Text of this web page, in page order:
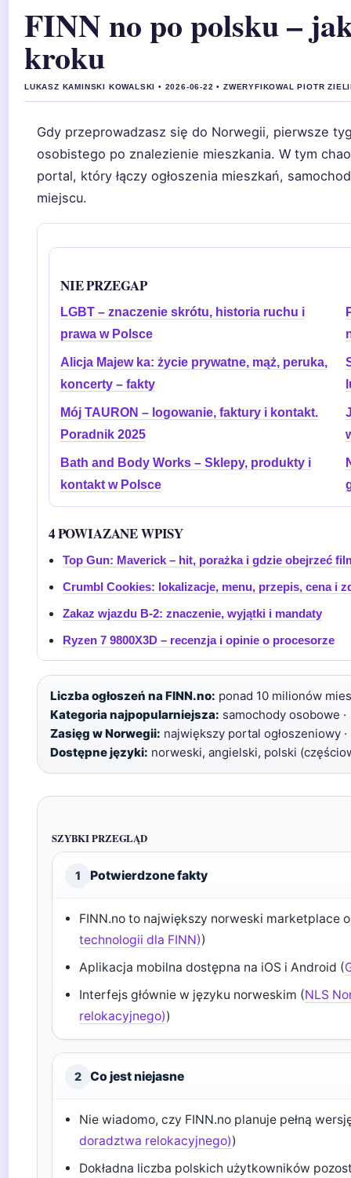
FINN no po polsku –
kroku
LUKASZ KAMINSKI KOWALSKI • 2026-06-22 • ZWERYFIKOWAL PIOTR
Gdy przeprowadzasz się do Norwegii, pierwsze
osobistego po znalezienie mieszkania. W tym
portal, który łączy ogłoszenia mieszkań,
miejscu.
NIE PRZEGAP
LGBT – znaczenie skrótu, historia ruchu i
prawa w Polsce
Alicja Majew ka: życie prywatne, mąż, peruka,
koncerty – fakty
Mój TAURON – logowanie, faktury i kontakt.
Poradnik 2025
Bath and Body Works – Sklepy, produkty i
kontakt w Polsce
4 POWIAZANE WPISY
Top Gun: Maverick – hit, porażka i gdzie obejrzeć
Crumbl Cookies: lokalizacje, menu, przepis, cena i
Zakaz wjazdu B-2: znaczenie, wyjątki i mandaty
Ryzen 7 9800X3D – recenzja i opinie o procesorze
Liczba ogłoszeń na FINN.no: ponad 10 milionów
Kategoria najpopularniejsza: samochody osobowe ·
Zasięg w Norwegii: największy portal ogłoszeniowy ·
Dostępne języki: norweski, angielski, polski
SZYBKI PRZEGLĄD
1 Potwierdzone fakty
FINN.no to największy norweski marketplace
technologii dla FINN))
Aplikacja mobilna dostępna na iOS i Android (
Interfejs głównie w języku norweskim (NLS
relokacyjnego))
2 Co jest niejasne
Nie wiadomo, czy FINN.no planuje pełną
doradztwa relokacyjnego))
Dokładna liczba polskich użytkowników